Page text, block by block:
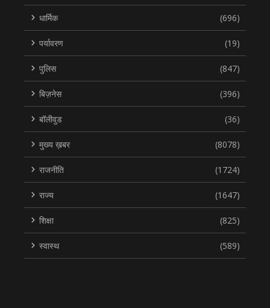
धार्मिक (696)
पर्यावरण (19)
पुलिस (847)
बिज़नेस (396)
बॉलीवुड (36)
मुख्य ख़बर (8078)
राजनीति (1724)
राज्य (1647)
शिक्षा (825)
स्वास्थ (589)